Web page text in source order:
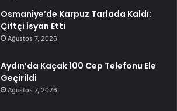
Osmaniye’de Karpuz Tarlada Kaldı:
Çiftçi İsyan Etti
Ağustos 7, 2026
Aydın’da Kaçak 100 Cep Telefonu Ele
Geçirildi
Ağustos 7, 2026